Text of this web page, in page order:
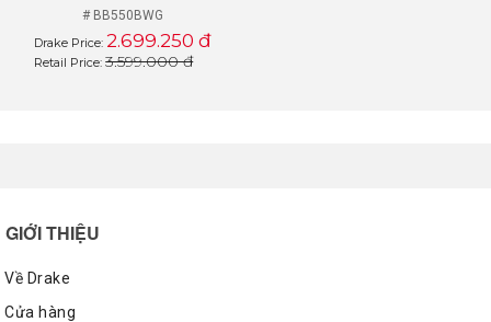
# BB550BWG
Drake Price: 2.699.250 đ
Retail Price:3.599.000 đ
GIỚI THIỆU
Về Drake
Cửa hàng